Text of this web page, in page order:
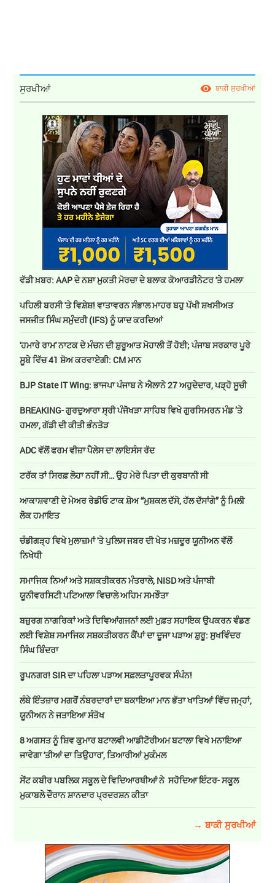
ਸੁਰਖੀਆਂ ਬਾਕੀ ਸੁਰਖੀਆਂ
ਵੱਡੀ ਖ਼ਬਰ: AAP ਦੇ ਨਸ਼ਾ ਮੁਕਤੀ ਮੋਰਚਾ ਦੇ ਬਲਾਕ ਕੋਆਰਡੀਨੇਟਰ 'ਤੇ ਹਮਲਾ
ਪਹਿਲੀ ਬਰਸੀ 'ਤੇ ਵਿਸ਼ੇਸ਼! ਵਾਤਾਵਰਨ ਸੰਭਾਲ ਮਾਹਰ ਬਹੁ ਪੱਖੀ ਸ਼ਖਸੀਅਤ
ਜਸਜੀਤ ਸਿੰਘ ਸਮੁੰਦਰੀ (IFS) ਨੂੰ ਯਾਦ ਕਰਦਿਆਂ
'ਹਮਾਰੇ ਰਾਮ' ਨਾਟਕ ਦੇ ਮੰਚਨ ਦੀ ਸ਼ੁਰੂਆਤ ਮੋਹਾਲੀ ਤੋਂ ਹੋਈ; ਪੰਜਾਬ ਸਰਕਾਰ ਪੂਰੇ
ਸੂਬੇ ਵਿੱਚ 41 ਸ਼ੋਅ ਕਰਵਾਏਗੀ: CM ਮਾਨ
BJP State IT Wing: ਭਾਜਪਾ ਪੰਜਾਬ ਨੇ ਐਲਾਨੇ 27 ਅਹੁਦੇਦਾਰ, ਪੜ੍ਹੋ ਸੂਚੀ
BREAKING- ਗੁਰਦੁਆਰਾ ਸ੍ਰੀ ਪੰਜੋਖੜਾ ਸਾਹਿਬ ਵਿਖੇ ਗੁਰਸਿਮਰਨ ਮੰਡ ’ਤੇ
ਹਮਲਾ, ਗੱਡੀ ਦੀ ਕੀਤੀ ਭੰਨਤੋੜ
ADC ਵੱਲੋਂ ਫਰਮ ਵੀਜ਼ਾ ਪੈਲੇਸ ਦਾ ਲਾਇਸੰਸ ਰੱਦ
ਟਰੱਕ ਤਾਂ ਸਿਰਫ਼ ਲੋਹਾ ਨਹੀਂ ਸੀ… ਉਹ ਮੇਰੇ ਪਿਤਾ ਦੀ ਕੁਰਬਾਨੀ ਸੀ
ਆਕਾਸ਼ਵਾਣੀ ਦੇ ਮੇਅਰ ਰੇਡੀਓ ਟਾਕ ਸ਼ੋਅ “ਮੁਸ਼ਕਲ ਦੱਸੋ, ਹੱਲ ਦੱਸਾਂਗੇ” ਨੂੰ ਮਿਲੀ
ਲੋਕ ਹਮਾਇਤ
ਚੰਡੀਗੜ੍ਹ ਵਿਖੇ ਮੁਲਾਜ਼ਮਾਂ 'ਤੇ ਪੁਲਿਸ ਜਬਰ ਦੀ ਖੇਤ ਮਜ਼ਦੂਰ ਯੂਨੀਅਨ ਵੱਲੋਂ
ਨਿਖੇਧੀ
ਸਮਾਜਿਕ ਨਿਆਂ ਅਤੇ ਸਸ਼ਕਤੀਕਰਨ ਮੰਤਰਾਲੇ, NISD ਅਤੇ ਪੰਜਾਬੀ
ਯੂਨੀਵਰਸਿਟੀ ਪਟਿਆਲਾ ਵਿਚਾਲੇ ਅਹਿਮ ਸਮਝੌਤਾ
ਬਜ਼ੁਰਗ ਨਾਗਰਿਕਾਂ ਅਤੇ ਦਿਵਿਆਂਗਜਨਾਂ ਲਈ ਮੁਫ਼ਤ ਸਹਾਇਕ ਉਪਕਰਨ ਵੰਡਣ
ਲਈ ਵਿਸ਼ੇਸ਼ ਸਮਾਜਿਕ ਸਸ਼ਕਤੀਕਰਨ ਕੈਂਪਾਂ ਦਾ ਦੂਜਾ ਪੜਾਅ ਸ਼ੁਰੂ: ਸੁਖਵਿੰਦਰ
ਸਿੰਘ ਬਿੰਦਰਾ
ਰੂਪਨਗਰ! SIR ਦਾ ਪਹਿਲਾ ਪੜਾਅ ਸਫ਼ਲਤਾਪੂਰਵਕ ਸੰਪੰਨ!
ਲੰਬੇ ਇੰਤਜ਼ਾਰ ਮਗਰੋਂ ਨੰਬਰਦਾਰਾਂ ਦਾ ਬਕਾਇਆ ਮਾਨ ਭੱਤਾ ਖਾਤਿਆਂ ਵਿੱਚ ਜਮ੍ਹਾਂ,
ਯੂਨੀਅਨ ਨੇ ਜਤਾਇਆ ਸੰਤੋਖ
8 ਅਗਸਤ ਨੂੰ ਸ਼ਿਵ ਕੁਮਾਰ ਬਟਾਲਵੀ ਆਡੀਟੋਰੀਅਮ ਬਟਾਲਾ ਵਿਖੇ ਮਨਾਇਆ
ਜਾਵੇਗਾ 'ਤੀਆਂ ਦਾ ਤਿਉਹਾਰ', ਤਿਆਰੀਆਂ ਮੁਕੰਮਲ
ਸੇਂਟ ਕਬੀਰ ਪਬਲਿਕ ਸਕੂਲ ਦੇ ਵਿਦਿਆਰਥੀਆਂ ਨੇ ਸਹੋਦਿਆ ਇੰਟਰ- ਸਕੂਲ
ਮੁਕਾਬਲੇ ਦੌਰਾਨ ਸ਼ਾਨਦਾਰ ਪ੍ਰਦਰਸ਼ਨ ਕੀਤਾ
→ ਬਾਕੀ ਸੁਰਖੀਆਂ